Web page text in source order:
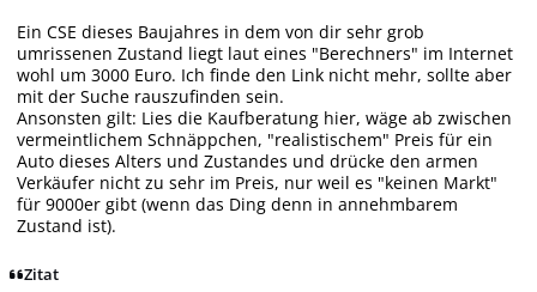
Ein CSE dieses Baujahres in dem von dir sehr grob
umrissenen Zustand liegt laut eines "Berechners" im Internet
wohl um 3000 Euro. Ich finde den Link nicht mehr, sollte aber
mit der Suche rauszufinden sein.
Ansonsten gilt: Lies die Kaufberatung hier, wäge ab zwischen
vermeintlichem Schnäppchen, "realistischem" Preis für ein
Auto dieses Alters und Zustandes und drücke den armen
Verkäufer nicht zu sehr im Preis, nur weil es "keinen Markt"
für 9000er gibt (wenn das Ding denn in annehmbarem
Zustand ist).
Zitat